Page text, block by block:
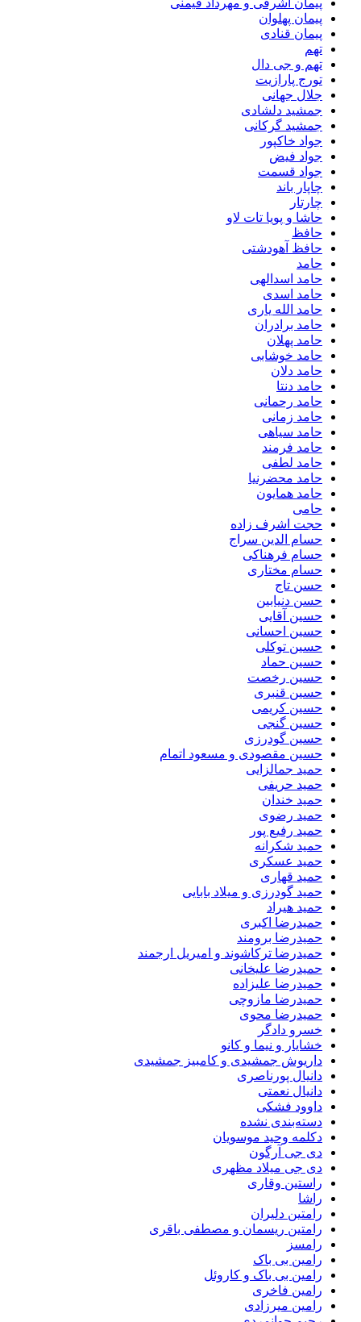
پیمان پهلوان
پیمان قنادی
تهم
تهم و جی دال
تورج پارازیت
جلال جهانی
جمشید دلشادی
جمشید گرکانی
جواد خاکپور
جواد فیض
جواد قسمت
چاپار باند
چارتار
حاشا و پویا تات لاو
حافظ
حافظ آهودشتی
حامد
حامد اسدالهی
حامد اسدی
حامد الله یاری
حامد برادران
حامد پهلان
حامد خوشابی
حامد دلان
حامد دنتا
حامد رحمانی
حامد زمانی
حامد سیاهی
حامد فرمند
حامد لطفی
حامد محضرنیا
حامد همایون
حامی
حجت اشرف زاده
حسام الدین سراج
حسام فرهناکی
حسام مختاری
حسن تاج
حسن دنیابین
حسین آقایی
حسین احسانی
حسین توکلی
حسین حماد
حسین رخصت
حسین قنبری
حسین کریمی
حسین گنجی
حسین گودرزی
حسین مقصودی و مسعود اتمام
حمید جمالزایی
حمید حریفی
حمید خندان
حمید رضوی
حمید رفیع پور
حمید شکرانه
حمید عسکری
حمید قهاری
حمید گودرزی و میلاد بابایی
حمید هیراد
حمیدرضا اکبری
حمیدرضا برومند
حمیدرضا ترکاشوند و امیریل ارجمند
حمیدرضا علیخانی
حمیدرضا علیزاده
حمیدرضا مازوچی
حمیدرضا محوی
خسرو دادگر
خشایار و نیما و کانو
داریوش جمشیدی و کامبیز جمشیدی
دانیال پورناصری
دانیال نعمتی
داوود فشکی
دسته‌بندی نشده
دکلمه وحید موسویان
دی جی آرگون
دی جی میلاد مظهری
راستین وقاری
راشا
رامتین دلیران
رامتین ریسمان و مصطفی باقری
رامسز
رامین بی باک
رامین بی باک و کاروئل
رامین فاخری
رامین میرزادی